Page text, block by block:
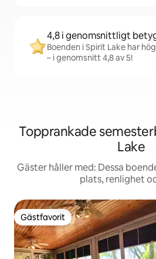
4,8 i genomsnittligt
Boenden i Spirit Lake har
– i genomsnitt 4,8 av 5!
Topprankade
Lake
Gäster håller med: Dessa
plats, renlighet
Gästfavorit
Gästfavorit